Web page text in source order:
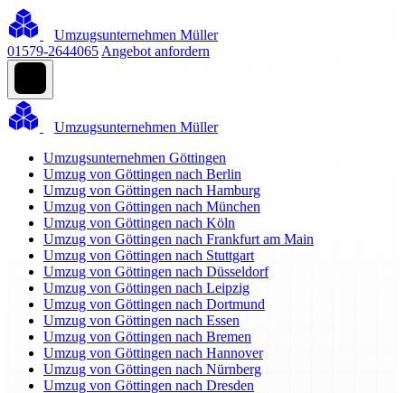
Umzugsunternehmen Müller
01579-2644065 Angebot anfordern
Umzugsunternehmen Müller
Umzugsunternehmen Göttingen
Umzug von Göttingen nach Berlin
Umzug von Göttingen nach Hamburg
Umzug von Göttingen nach München
Umzug von Göttingen nach Köln
Umzug von Göttingen nach Frankfurt am Main
Umzug von Göttingen nach Stuttgart
Umzug von Göttingen nach Düsseldorf
Umzug von Göttingen nach Leipzig
Umzug von Göttingen nach Dortmund
Umzug von Göttingen nach Essen
Umzug von Göttingen nach Bremen
Umzug von Göttingen nach Hannover
Umzug von Göttingen nach Nürnberg
Umzug von Göttingen nach Dresden